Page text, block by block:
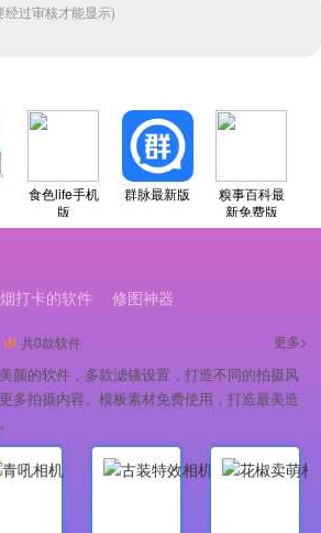
过审核才能显示)
食色life手机
版
群脉最新版
糗事百科最
新免费版
打卡的软件 修图神器
共0款软件 更多>
颜的软件，多款滤镜设置，打造不同的拍摄风
多拍摄内容。模板素材免费使用，打造最美造